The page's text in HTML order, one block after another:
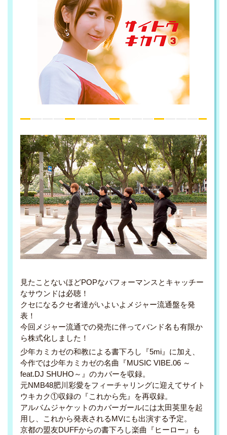
見たことないほどPOPなパフォーマンスとキャッチー
なサウンドは必聴！
クセになるクセ者達がいよいよメジャー流通盤を発
表！
今回メジャー流通での発売に伴ってバンド名も有限か
ら株式化しました！
少年カミカゼの和教による書下ろし『5mi』に加え、
今作では少年カミカゼの名曲『MUSIC VIBE.06 ～
feat.DJ SHUHO～』のカバーを収録。
元NMB48肥川彩愛をフィーチャリングに迎えてサイト
ウキカク①収録の『これから先』を再収録。
アルバムジャケットのカバーガールには太田英里を起
用し、これから発表されるMVにも出演する予定。
京都の盟友DUFFからの書下ろし楽曲『ヒーロー』も